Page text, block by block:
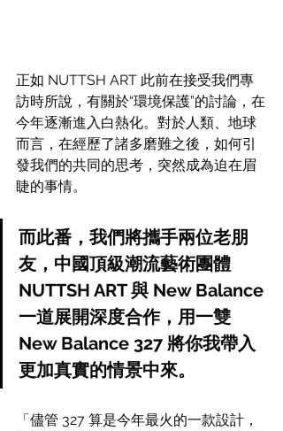
正如 NUTTSH ART 此前在接受我們專
訪時所說，有關於“環境保護”的討論，在
今年逐漸進入白熱化。對於人類、地球
而言，在經歷了諸多磨難之後，如何引
發我們的共同的思考，突然成為迫在眉
睫的事情。
而此番，我們將攜手兩位老朋
友，中國頂級潮流藝術團體
NUTTSH ART 與 New Balance
一道展開深度合作，用一雙
New Balance 327 將你我帶入
更加真實的情景中來。
「儘管 327 算是今年最火的一款設計，